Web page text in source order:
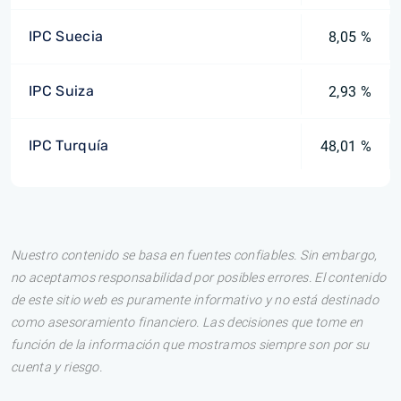
IPC Suecia 8,05 %
IPC Suiza 2,93 %
IPC Turquía 48,01 %
Nuestro contenido se basa en fuentes confiables. Sin embargo,
no aceptamos responsabilidad por posibles errores. El contenido
de este sitio web es puramente informativo y no está destinado
como asesoramiento financiero. Las decisiones que tome en
función de la información que mostramos siempre son por su
cuenta y riesgo.